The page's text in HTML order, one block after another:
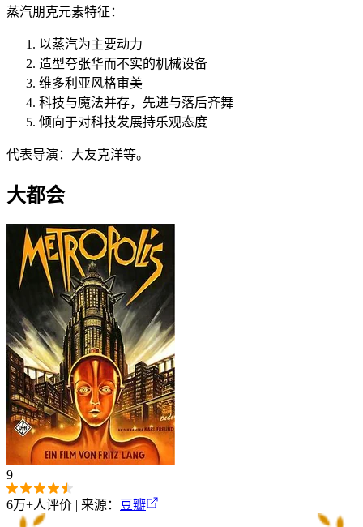
蒸汽朋克元素特征：
以蒸汽为主要动力
造型夸张华而不实的机械设备
维多利亚风格审美
科技与魔法并存，先进与落后齐舞
倾向于对科技发展持乐观态度
代表导演：大友克洋等。
大都会
9
6万+人评价 | 来源： 豆瓣